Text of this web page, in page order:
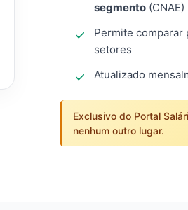
segmento (CNAE)
Permite
setores
Atualizado
Exclusivo do Portal
nenhum outro lugar.